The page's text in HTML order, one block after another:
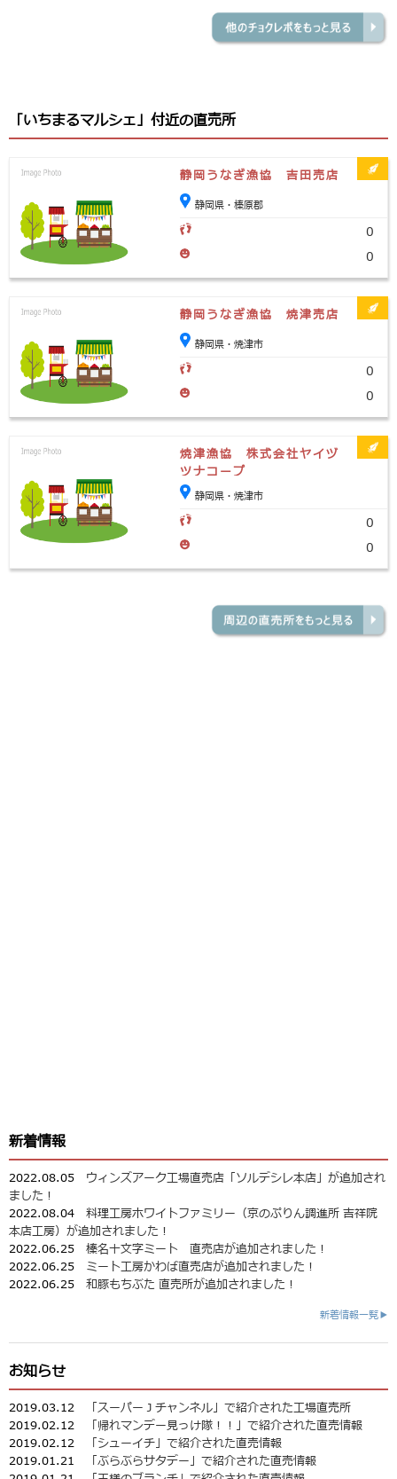
「いちまるマルシェ」付近の直売所
静岡うなぎ漁協 吉田売店
静岡県・榛原郡
0
0
静岡うなぎ漁協 焼津売店
静岡県・焼津市
0
0
焼津漁協 株式会社ヤイヅ
ツナコープ
静岡県・焼津市
0
0
新着情報
2022.08.05 ウィンズアーク工場直売店「ソルデシレ本店」が追加され
ました！
2022.08.04 料理工房ホワイトファミリー（京のぷりん調進所 吉祥院
本店工房）が追加されました！
2022.06.25 榛名十文字ミート 直売店が追加されました！
2022.06.25 ミート工房かわば直売店が追加されました！
2022.06.25 和豚もちぶた 直売所が追加されました！
新着情報一覧▶
お知らせ
2019.03.12
「スーパーＪチャンネル」で紹介された工場直売所
2019.02.12
「帰れマンデー見っけ隊！！」で紹介された直売情報
2019.02.12
「シューイチ」で紹介された直売情報
2019.01.21
「ぶらぶらサタデー」で紹介された直売情報